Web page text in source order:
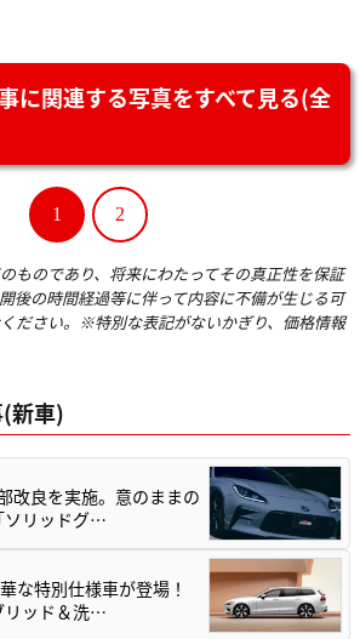
に関連する写真をすべて見る(全
1 2
ものであり、将来にわたってその真正性を保証
後の時間経過等に伴って内容に不備が生じる可
ださい。※特別な表記がないかぎり、価格情報
新車)
改良を実施。意のままの
ソリッドグ…
な特別仕様車が登場！
リッド＆洗…